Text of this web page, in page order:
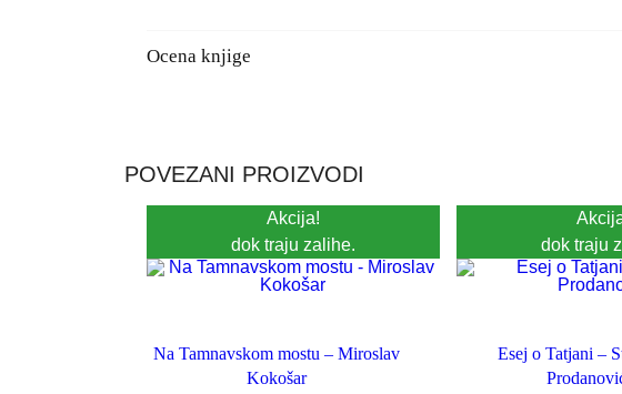
Ocena knjige
POVEZANI PROIZVODI
Akcija!
dok traju zalihe.
Na Tamnavskom mostu – Miroslav
Kokošar
dok traju
Esej o Tatjani –